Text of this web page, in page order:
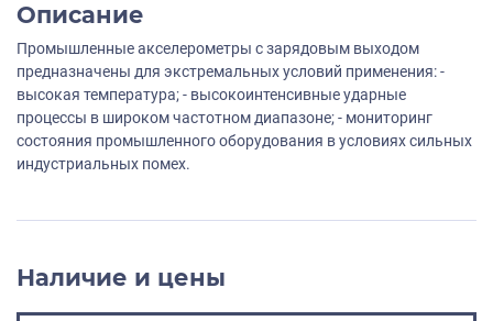
Описание
Промышленные акселерометры с зарядовым выходом
предназначены для экстремальных условий применения: -
высокая температура; - высокоинтенсивные ударные
процессы в широком частотном диапазоне; - мониторинг
состояния промышленного оборудования в условиях сильных
индустриальных помех.
Наличие и цены